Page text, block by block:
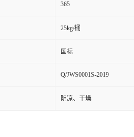
365
25kg/桶
国标
Q/JWS0001S-2019
阴凉、干燥